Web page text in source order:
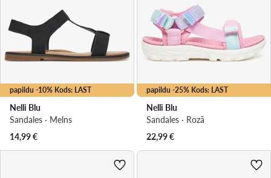
papildu -10% Kods: LAST
Nelli Blu
Sandales · Melns
14,99€
papildu -25% Kods: LAST
Nelli Blu
Sandales · Rozā
22,99€